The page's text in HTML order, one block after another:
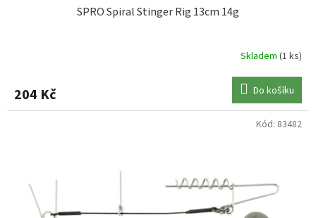
SPRO Spiral Stinger Rig 13cm 14g
Skladem (1 ks)
204 Kč Do košíku
Kód: 83482